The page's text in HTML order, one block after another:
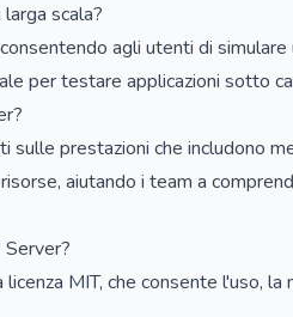
scala?
agli utenti di
per testare applicazioni sotto
prestazioni che includono
aiutando i team a
MIT, che consente l'uso,